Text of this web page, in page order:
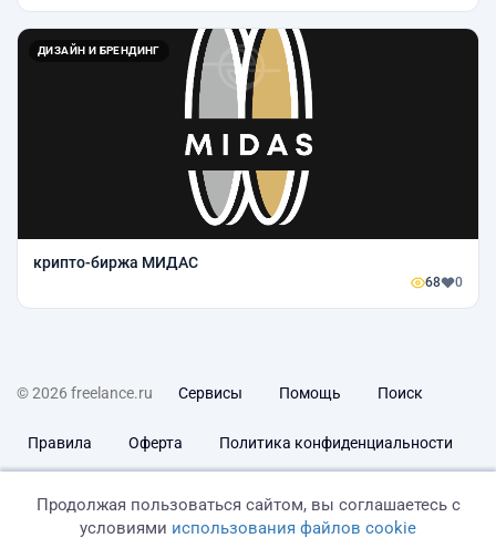
ДИЗАЙН И БРЕНДИНГ
крипто-биржа МИДАС
68 0
© 2026 freelance.ru Сервисы Помощь Поиск
Правила Оферта Политика конфиденциальности
Продолжая пользоваться сайтом, вы соглашаетесь с
условиями использования файлов cookie